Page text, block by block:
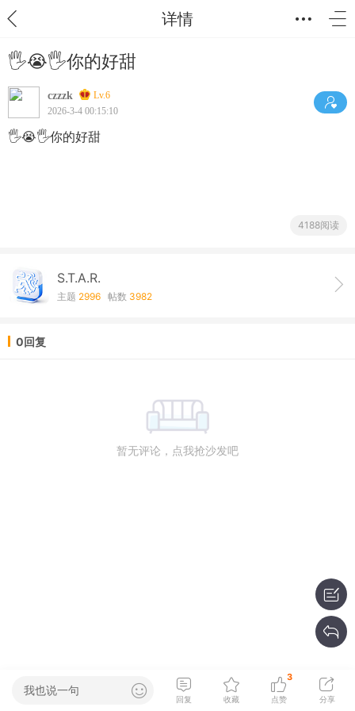
详情
🖐😭🖐你的好甜
czzzk
Lv.6
2026-3-4 00:15:10
🖐😭🖐你的好甜
4188阅读
S.T.A.R.
主题 2996 帖数 3982
0回复
暂无评论，点我抢沙发吧
我也说一句
回复 收藏
3
点赞 分享